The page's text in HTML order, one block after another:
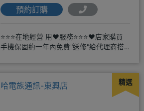
預約訂購
⭐⭐⭐在地經營 用❤️服務⭐⭐⭐❤️店家購買
手機保固約一年內免費"送修"給代理商搭
精選
哈電族通訊-東興店